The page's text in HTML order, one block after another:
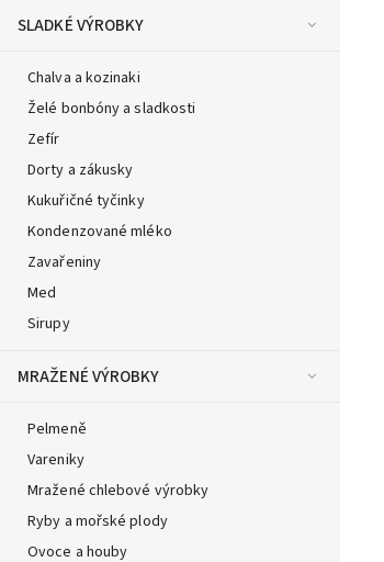
SLADKÉ VÝROBKY
Chalva a kozinaki
Želé bonbóny a sladkosti
Zefír
Dorty a zákusky
Kukuřičné tyčinky
Kondenzované mléko
Zavařeniny
Med
Sirupy
MRAŽENÉ VÝROBKY
Pelmeně
Vareniky
Mražené chlebové výrobky
Ryby a mořské plody
Ovoce a houby